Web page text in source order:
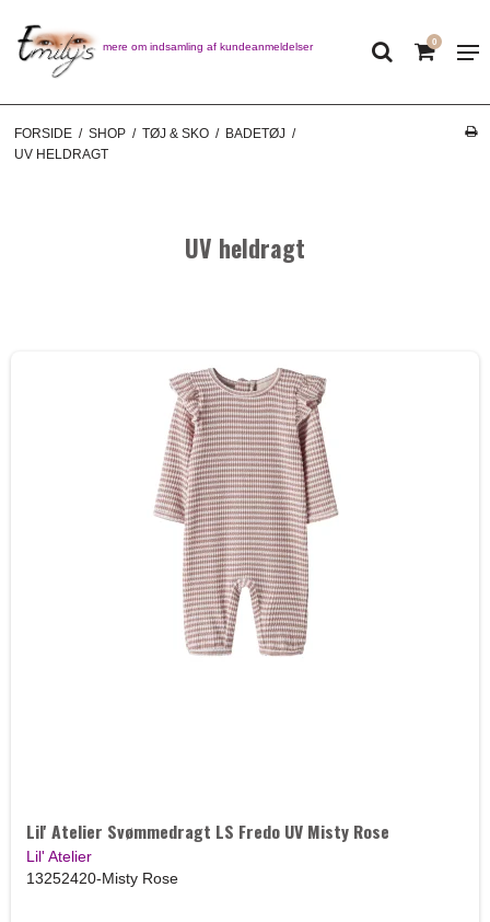
Læs mere om indsamling af kundeanmeldelser 0
FORSIDE / SHOP / TØJ & SKO / BADETØJ /
UV HELDRAGT
UV heldragt
Lil' Atelier Svømmedragt LS Fredo UV Misty Rose
Lil' Atelier
13252420-Misty Rose